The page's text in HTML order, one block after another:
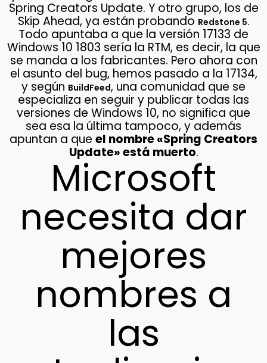
Spring Creators Update. Y otro grupo, los de
Skip Ahead, ya están probando Redstone 5.
Todo apuntaba a que la versión 17133 de
Windows 10 1803 sería la RTM, es decir, la que
se manda a los fabricantes. Pero ahora con
el asunto del bug, hemos pasado a la 17134,
y según BuildFeed, una comunidad que se
especializa en seguir y publicar todas las
versiones de Windows 10, no significa que
sea esa la última tampoco, y además
apuntan a que el nombre «Spring Creators
Update» está muerto.
Microsoft
necesita dar
mejores
nombres a
las